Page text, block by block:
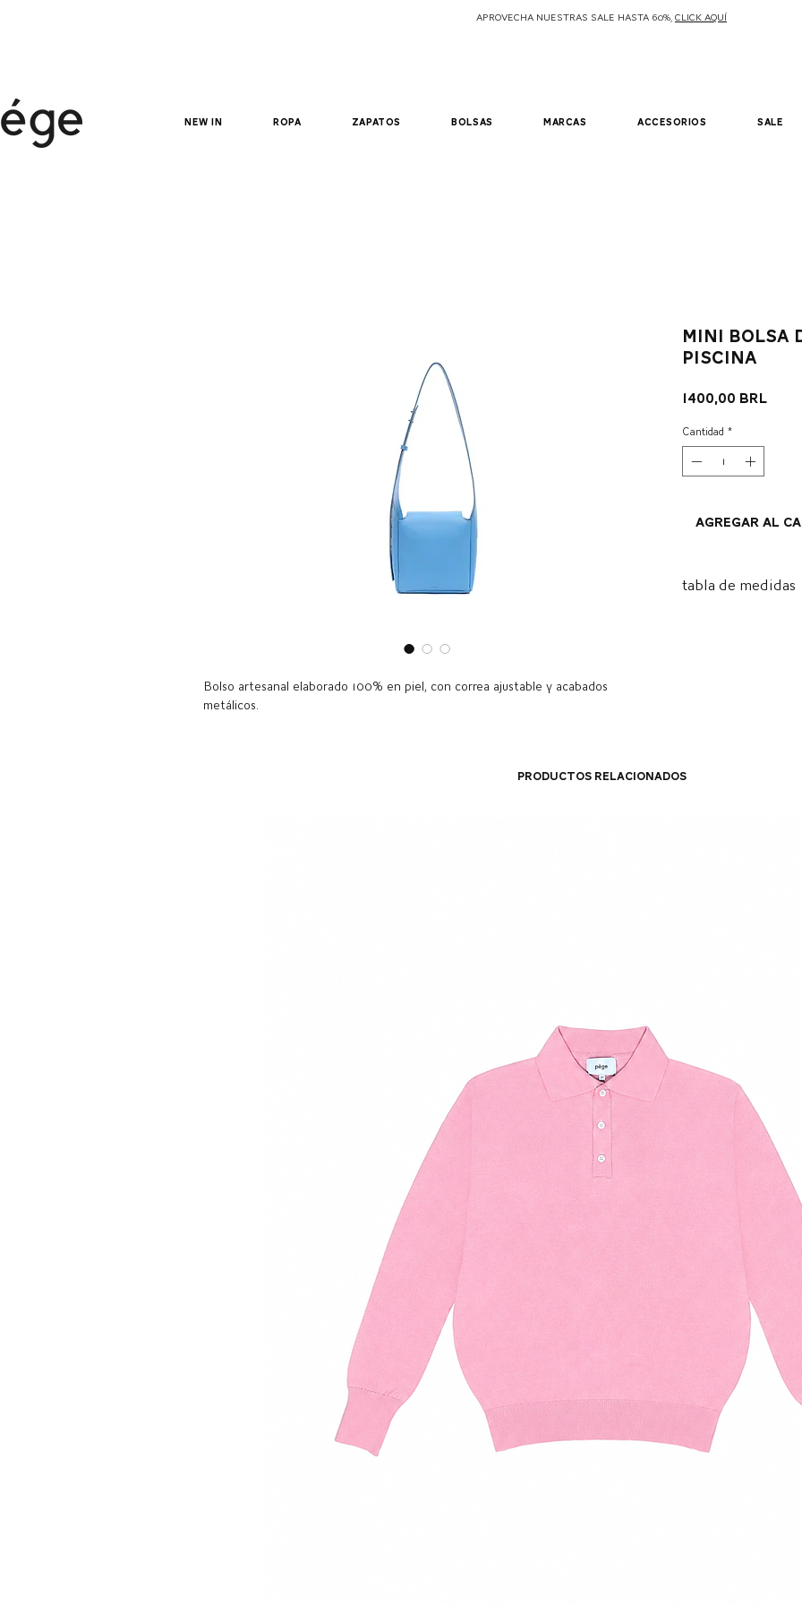
APROVECHA NUESTRAS SALE HASTA 60%, CLICK AQUÍ
new in ropa zapatos bolsas marcas accesorios sale
Bolso artesanal elaborado 100% en piel, con correa ajustable y acabados
metálicos.
Mini bolsa
piscina
1400,00 BRL
Cantidad *
Agregar al
tabla de medidas
Productos relacionados